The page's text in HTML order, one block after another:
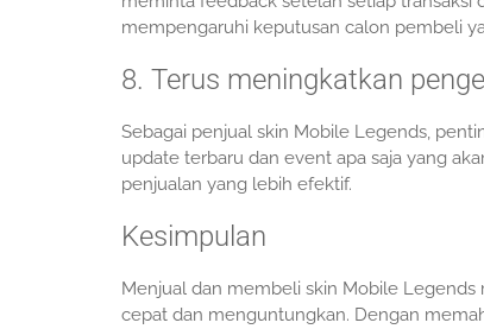
mempengaruhi keputusan calon pembeli
8. Terus meningkatkan
Sebagai penjual skin Mobile Legends,
update terbaru dan event apa saja yang
penjualan yang lebih efektif.
Kesimpulan
Menjual dan membeli skin Mobile
cepat dan menguntungkan. Dengan